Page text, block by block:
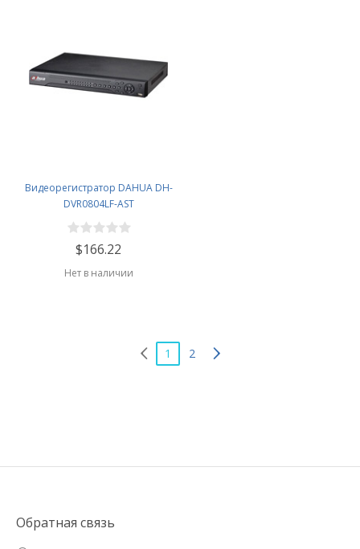
Видеорегистратор DAHUA DH-
DVR0804LF-AST
$166.22
Нет в наличии
1 2
Обратная связь